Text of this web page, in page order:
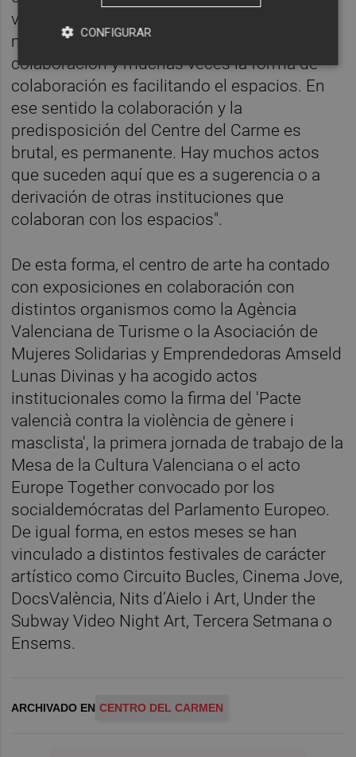
vincularse al Centre del Carme. "A nosotros,
muchos colectivos acuden solicitando
colaboración y muchas veces la forma de
colaboración es facilitando el espacios. En
ese sentido la colaboración y la
predisposición del Centre del Carme es
brutal, es permanente. Hay muchos actos
que suceden aquí que es a sugerencia o a
derivación de otras instituciones que
colaboran con los espacios".
De esta forma, el centro de arte ha contado
con exposiciones en colaboración con
distintos organismos como la Agència
Valenciana de Turisme o la Asociación de
Mujeres Solidarias y Emprendedoras Amseld
Lunas Divinas y ha acogido actos
institucionales como la firma del 'Pacte
valencià contra la violència de gènere i
masclista', la primera jornada de trabajo de la
Mesa de la Cultura Valenciana o el acto
Europe Together convocado por los
socialdemócratas del Parlamento Europeo.
De igual forma, en estos meses se han
vinculado a distintos festivales de carácter
artístico como Circuito Bucles, Cinema Jove,
DocsValència, Nits d’Aielo i Art, Under the
Subway Video Night Art, Tercera Setmana o
Ensems.
ARCHIVADO EN CENTRO DEL CARMEN
CONFIGURAR